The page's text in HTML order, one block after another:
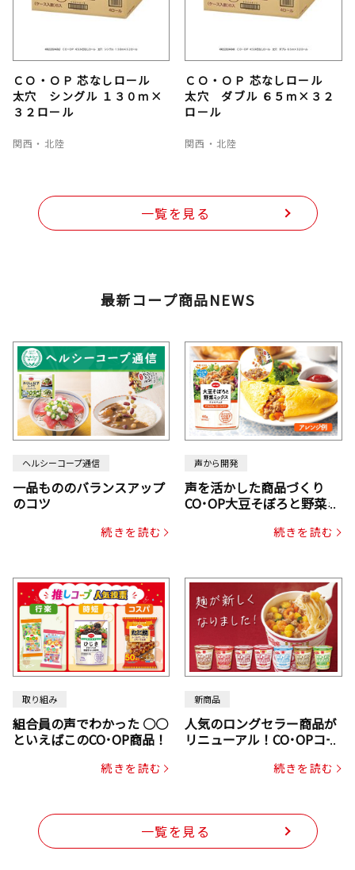
ＣＯ・ＯＰ 芯なしロール
太穴 シングル １３０ｍ×
３２ロール
関西・北陸
ＣＯ・ＯＰ 芯なしロール
太穴 ダブル ６５ｍ×３２
ロール
関西・北陸
一覧を見る
最新コープ商品NEWS
ヘルシーコープ通信
一品もののバランスアップ
のコツ
続きを読む
声から開発
声を活かした商品づくり
CO･OP大豆そぼろと野菜ミ
じん・コーン入り）続きを読む
取り組み
組合員の声でわかった ○○
といえばこのCO･OP商品！
続きを読む
新商品
人気のロングセラー商品が
リニューアル！CO･OPコー
続きを読む
一覧を見る